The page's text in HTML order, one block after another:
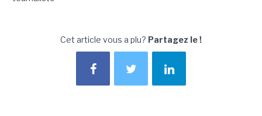
Cet article vous a plu? Partagez le !